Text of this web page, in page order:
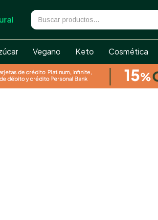
Vegano Keto Cosmética